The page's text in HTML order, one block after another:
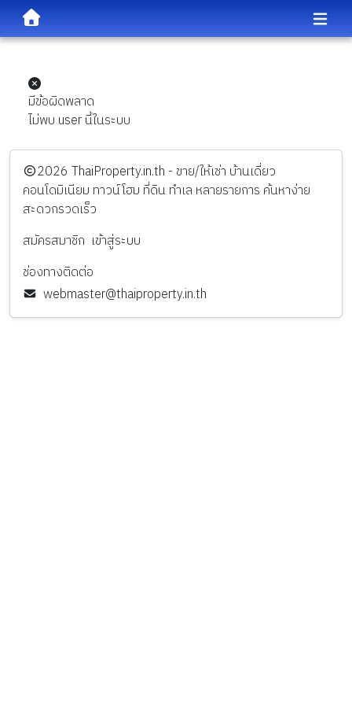
มีข้อผิดพลาด
ไม่พบ user นี้ในระบบ
️2026 ThaiProperty.in.th - ขาย/ให้เช่า บ้านเดี่ยว
คอนโดมิเนียม ทาวน์โฮม ที่ดิน ทำเล หลายรายการ ค้นหาง่าย
สะดวกรวดเร็ว
สมัครสมาชิก เข้าสู่ระบบ
ช่องทางติดต่อ
webmaster@thaiproperty.in.th